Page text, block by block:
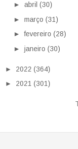
► abril (30)
► março (31)
►fevereiro (28)
► janeiro (30)
► 2022 (364)
► 2021 (301)